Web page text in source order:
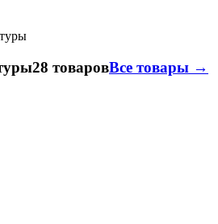
28 товаровВсе товары →